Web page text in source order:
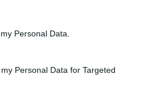
Personal Data.
Personal Data for Targeted